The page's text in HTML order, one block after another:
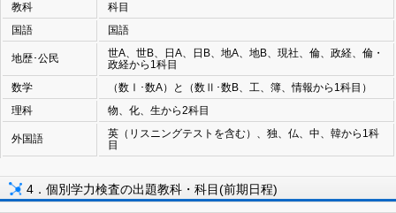
教科
科目
国語
国語
地歴･公民
世A、世B、日A、日B、地A、地B、現社、倫、政経、倫・
政経から1科目
数学
（数Ⅰ･数A）と（数Ⅱ･数B、工、簿、情報から1科目）
理科
物、化、生から2科目
外国語
英（リスニングテストを含む）、独、仏、中、韓から1科
目
4．個別学力検査の出題教科・科目(前期日程)